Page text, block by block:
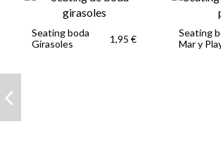
Seating boda
Girasoles
1,95 €
Seating
Mar y